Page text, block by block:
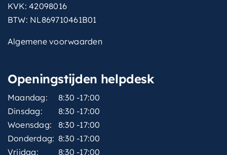
KVK: 42098016
BTW: NL869710461B01
Algemene voorwaarden
Openingstijden helpdesk
Maandag:
8:30 -17:00
Dinsdag:
8:30 -17:00
Woensdag:
8:30 -17:00
Donderdag: 8:30 -17:00
Vrijdag:
8:30 -17:00